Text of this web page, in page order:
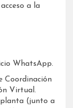
a la
WhatsApp.
Coordinación
Virtual.
planta (junto a